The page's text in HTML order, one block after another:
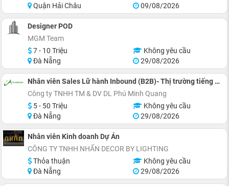
Quận Hải Châu
09/08/2026
Designer POD
MGM Team
7 - 10 Triệu
Không yêu cầu
Đà Nẵng
29/08/2026
Nhân viên Sales Lữ hành Inbound (B2B)- Thị trường tiếng Anh
Công ty TNHH TM & DV DL Phú Minh Quang
5 - 50 Triệu
Không yêu cầu
Đà Nẵng
29/08/2026
Nhân viên Kinh doanh Dự Án
CÔNG TY TNHH NHẤN DECOR BY LIGHTING
Thỏa thuận
Không yêu cầu
Đà Nẵng
29/08/2026